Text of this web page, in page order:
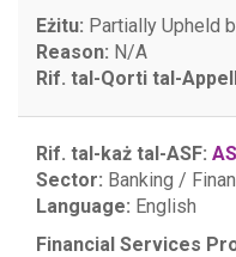
Eżitu: Partially Upheld
Reason: N/A
Rif. tal-Qorti tal-
Rif. tal-każ tal-ASF:
Sector: Banking /
Language: English
Financial Services